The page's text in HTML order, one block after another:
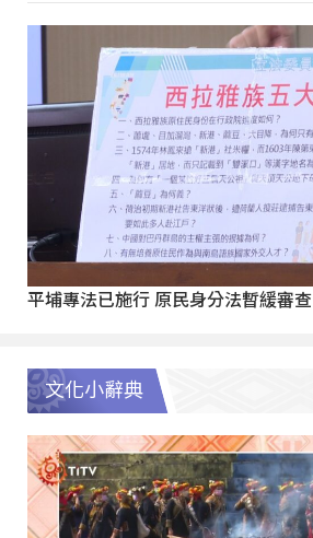
平埔專法已施行 原民身分法暫緩審查
文化小辭典